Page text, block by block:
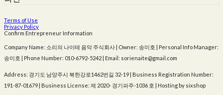
Terms of Use
Privacy Policy
Confirm Entrepreneur Information
Company Name: 소리의 나이테 음악 주식회사 | Owner: 송미호 | Personal Info Manager:
송미호 | Phone Number: 010-6792-5242 | Email: sorienaite@gmail.com
Address: 경기도 남양주시 북한강로1462번길 32-19 | Business Registration Number:
191-87-01679 | Business License: 제 2020- 경기파주-1036 호 | Hosting by sixshop